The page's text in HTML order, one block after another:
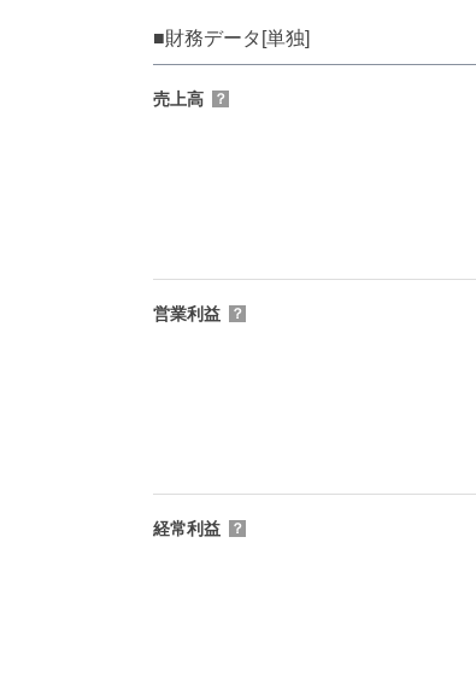
■財務データ[単独]
売上高 ？
営業利益 ？
経常利益 ？